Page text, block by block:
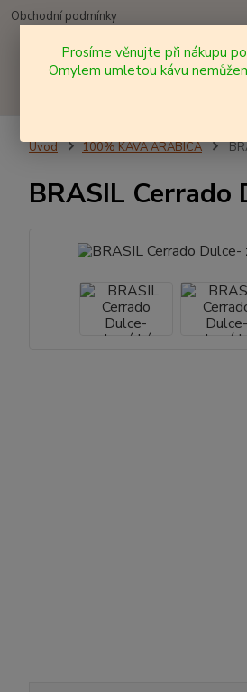
Obchodní podmínky
Úvod 100% KÁVA ARABICA
BRASIL
Prosíme věnujte při nákupu
Omylem umletou kávu